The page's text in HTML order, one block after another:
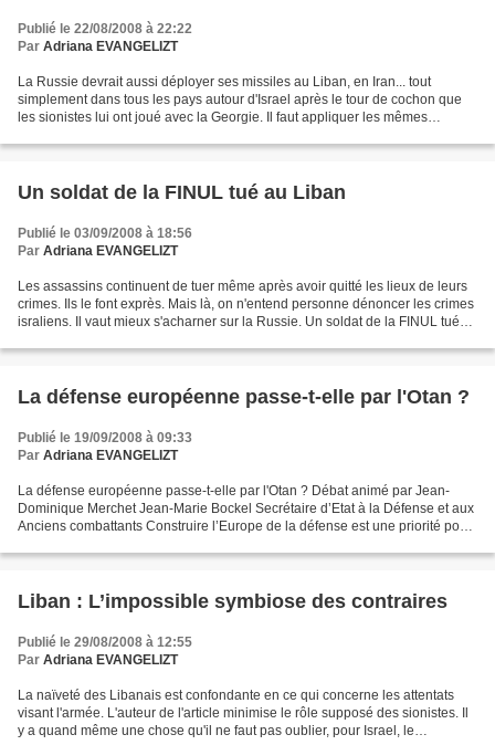
Publié le 22/08/2008 à 22:22
Par Adriana EVANGELIZT
La Russie devrait aussi déployer ses missiles au Liban, en Iran... tout
simplement dans tous les pays autour d'Israel après le tour de cochon que
les sionistes lui ont joué avec la Georgie. Il faut appliquer les mêmes
Un soldat de la FINUL tué au Liban
Publié le 03/09/2008 à 18:56
Par Adriana EVANGELIZT
Les assassins continuent de tuer même après avoir quitté les lieux de leurs
crimes. Ils le font exprès. Mais là, on n'entend personne dénoncer les crimes
israliens. Il vaut mieux s'acharner sur la Russie. Un soldat de la FINUL tué
La défense européenne passe-t-elle par l'Otan ?
Publié le 19/09/2008 à 09:33
Par Adriana EVANGELIZT
La défense européenne passe-t-elle par l'Otan ? Débat animé par Jean-
Dominique Merchet Jean-Marie Bockel Secrétaire d’Etat à la Défense et aux
Anciens combattants Construire l’Europe de la défense est une priorité pour
Liban : L’impossible symbiose des contraires
Publié le 29/08/2008 à 12:55
Par Adriana EVANGELIZT
La naïveté des Libanais est confondante en ce qui concerne les attentats
visant l'armée. L'auteur de l'article minimise le rôle supposé des sionistes. Il
y a quand même une chose qu'il ne faut pas oublier, pour Israel, le